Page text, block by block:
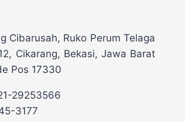
Cibarusah, Ruko Perum Telaga
Cikarang, Bekasi, Jawa Barat
Pos 17330
29253566
3177